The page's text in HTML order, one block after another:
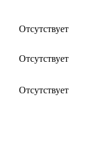
Отсутствует
Отсутствует
Отсутствует